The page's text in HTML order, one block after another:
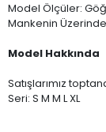
Model Ölçüler:
Mankenin
Model Hakkında
Satışlarımız
Seri: S M M L XL